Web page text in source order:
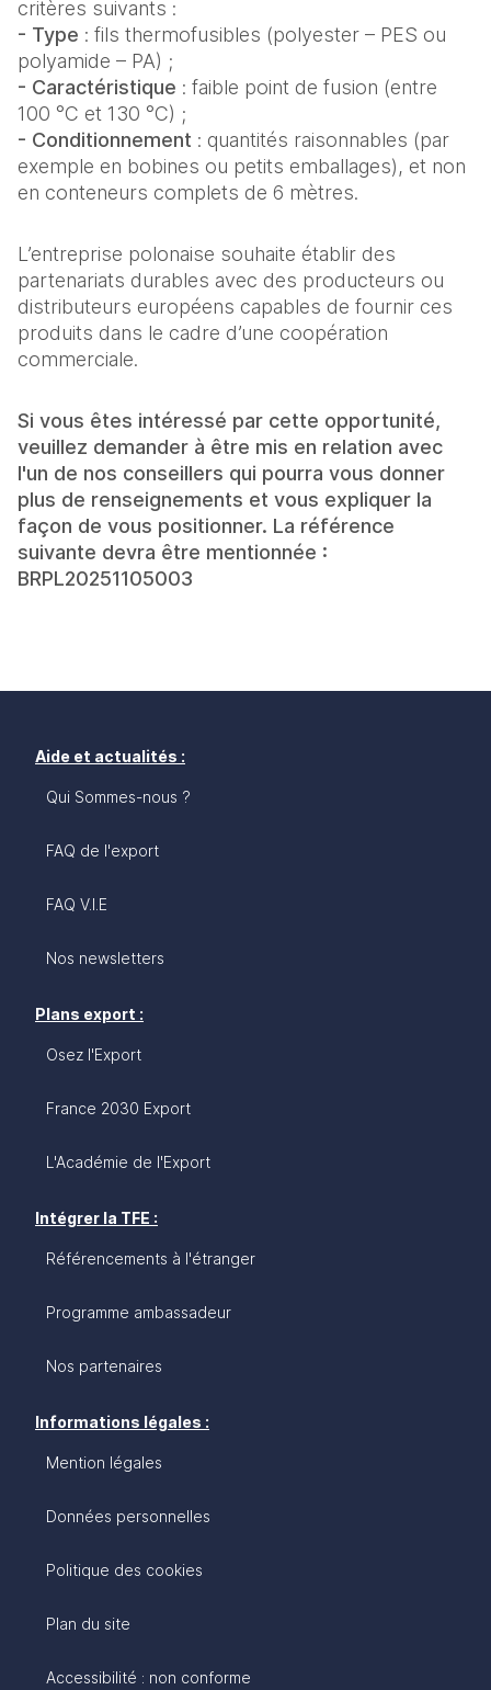
critères suivants :
- Type : fils thermofusibles (polyester – PES ou
polyamide – PA) ;
- Caractéristique : faible point de fusion (entre
100 °C et 130 °C) ;
- Conditionnement : quantités raisonnables (par
exemple en bobines ou petits emballages), et non
en conteneurs complets de 6 mètres.
L’entreprise polonaise souhaite établir des
partenariats durables avec des producteurs ou
distributeurs européens capables de fournir ces
produits dans le cadre d’une coopération
commerciale.
Si vous êtes intéressé par cette opportunité,
veuillez demander à être mis en relation avec
l'un de nos conseillers qui pourra vous donner
plus de renseignements et vous expliquer la
façon de vous positionner. La référence
suivante devra être mentionnée :
BRPL20251105003
Aide et actualités :
Qui Sommes-nous ?
FAQ de l'export
FAQ V.I.E
Nos newsletters
Plans export :
Osez l'Export
France 2030 Export
L'Académie de l'Export
Intégrer la TFE :
Référencements à l'étranger
Programme ambassadeur
Nos partenaires
Informations légales :
Mention légales
Données personnelles
Politique des cookies
Plan du site
Accessibilité : non conforme